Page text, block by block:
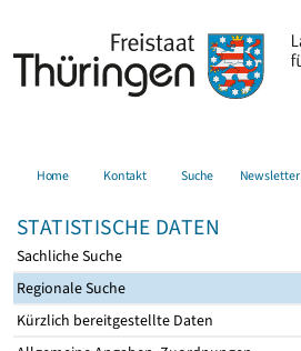
Home Kontakt Suche Newsletter
STATISTISCHE DATEN
Sachliche Suche
Regionale Suche
Kürzlich bereitgestellte Daten